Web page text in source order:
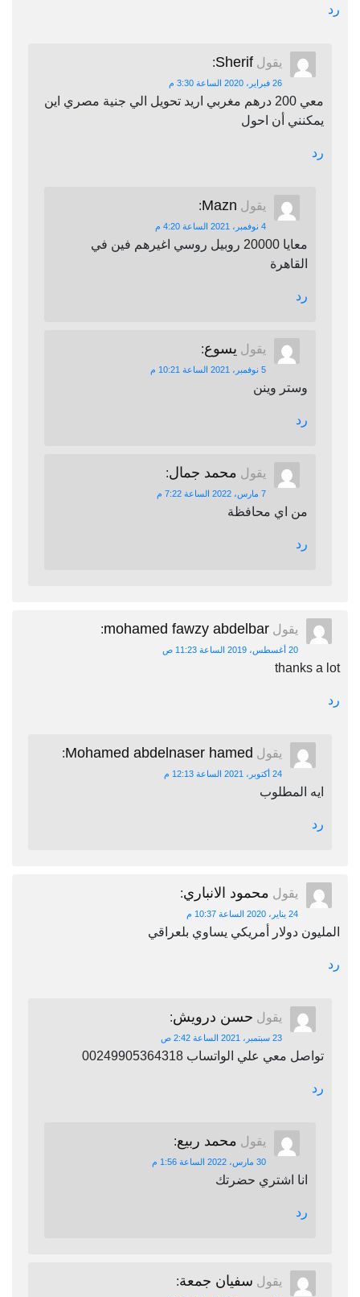
رد
يقول Sherif
:
26 فبراير، 2020 الساعة 3:30 م
معي 200 درهم مغربي اريد تحويل الي جنية مصري اين
يمكنني أن احول
رد
يقول Mazn
:
4 نوفمبر، 2021 الساعة 4:20 م
معايا 20000 روبيل روسي اغيرهم فين في
القاهرة
رد
يقول يسوع:
5 نوفمبر، 2021 الساعة 10:21 م
وستر وينن
رد
يقول محمد جمال:
7 مارس، 2022 الساعة 7:22 م
من اي محافظة
رد
يقول mohamed fawzy abdelbar
:
20 أغسطس، 2019 الساعة 11:23 ص
thanks a lot
رد
يقول Mohamed abdelnaser hamed
:
24 أكتوبر، 2021 الساعة 12:13 م
ايه المطلوب
رد
يقول محمود الانباري:
24 يناير، 2020 الساعة 10:37 م
المليون دولار أمريكي يساوي بلعراقي
رد
يقول حسن درويش:
23 سبتمبر، 2021 الساعة 2:42 ص
تواصل معي علي الواتساب 00249905364318
رد
يقول محمد ربيع:
30 مارس، 2022 الساعة 1:56 م
انا اشتري حضرتك
رد
يقول سفيان جمعة: